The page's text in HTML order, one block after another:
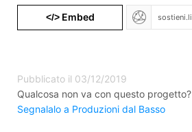
</>Embed
Pubblicato il 03/12/2019
Qualcosa non va con questo progetto?
Segnalalo a Produzioni dal Basso